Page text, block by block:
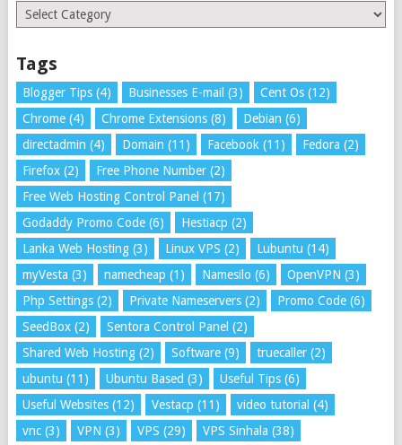
Categories
Tags
Blogger Tips(4) Businesses E-mail (3) Cent Os(12)
Chrome(4) Chrome Extensions(8) Debian (6)
directadmin (4) Domain (11) Facebook (11) Fedora (2)
Firefox(2) Free Phone Number(2)
Free Web Hosting Control Panel (17)
Godaddy Promo Code(6) Hestiacp (2)
Lanka Web Hosting(3) Linux VPS (2) Lubuntu (14)
myVesta (3) namecheap (1) Namesilo (6) OpenVPN (3)
Php Settings(2) Private Nameservers(2) Promo Code(6)
SeedBox(2) Sentora Control Panel (2)
Shared Web Hosting(2) Software(9) truecaller(2)
ubuntu (11) Ubuntu Based (3) Useful Tips(6)
Useful Websites(12) Vestacp (11) video tutorial (4)
vnc(3) VPN (3) VPS (29) VPS Sinhala (38)